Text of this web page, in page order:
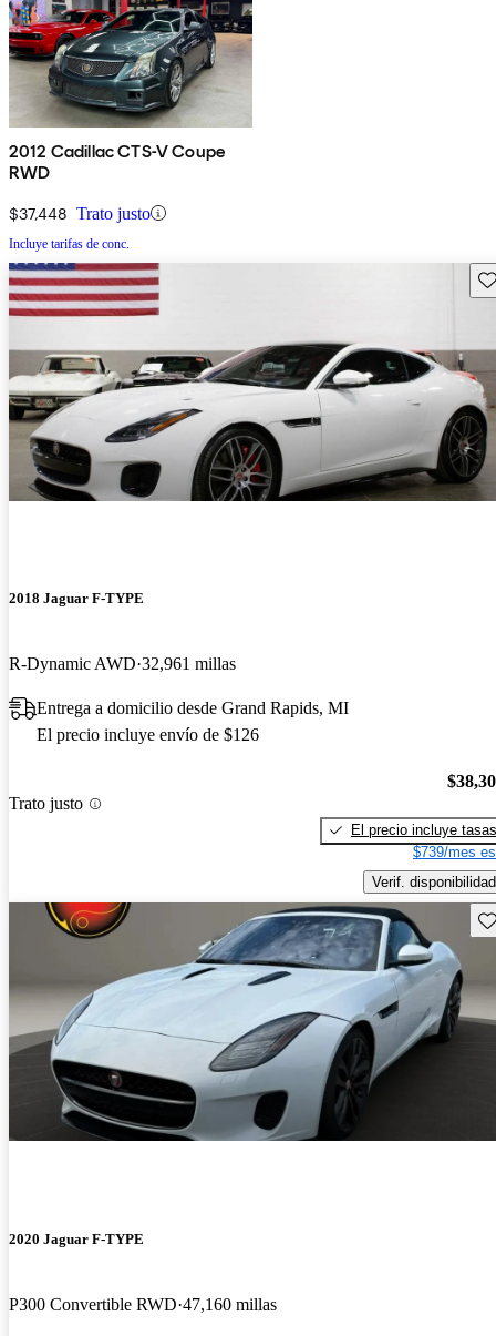
2012 Cadillac CTS-V Coupe
RWD
$37,448 Trato justo
Incluye tarifas de conc.
2018 Jaguar F-TYPE
R-Dynamic AWD 32,961 millas
Entrega a domicilio desde Grand Rapids, MI
El precio incluye envío de $126
Trato justo
El precio incluye tasas
$739/mes
Verif. disponibilidad
2020 Jaguar F-TYPE
P300 Convertible RWD 47,160 millas